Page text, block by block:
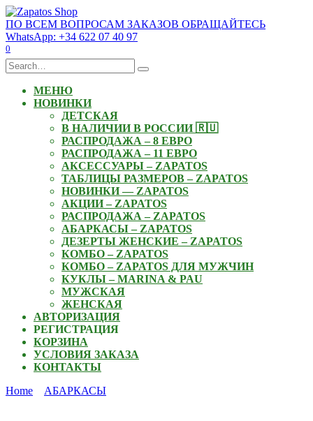
Skip
to
content
ПО ВСЕМ ВОПРОСАМ ЗАКАЗОВ ОБРАЩАЙТЕСЬ
WhatsApp: +34 622 07 40 97
0
Search
for:
МЕНЮ
НОВИНКИ
ДЕТСКАЯ
В НАЛИЧИИ В РОССИИ 🇷🇺
РАСПРОДАЖА – 8 ЕВРО
РАСПРОДАЖА – 11 ЕВРО
АКСЕССУАРЫ – ZAPATOS
ТАБЛИЦЫ РАЗМЕРОВ – ZAPATOS
НОВИНКИ — ZAPATOS
АКЦИИ – ZAPATOS
РАСПРОДАЖА – ZAPATOS
АБАРКАСЫ – ZAPATOS
ДЕЗЕРТЫ ЖЕНСКИЕ – ZAPATOS
КОМБО – ZAPATOS
КОМБО – ZAPATOS ДЛЯ МУЖЧИН
КУКЛЫ – MARINA & PAU
МУЖСКАЯ
ЖЕНСКАЯ
АВТОРИЗАЦИЯ
РЕГИСТРАЦИЯ
КОРЗИНА
УСЛОВИЯ ЗАКАЗА
КОНТАКТЫ
Home
АБАРКАСЫ